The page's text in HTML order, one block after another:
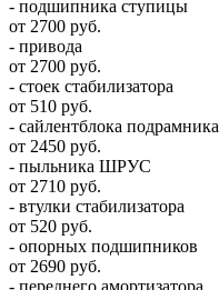
- подшипника ступицы
от 2700 руб.
- привода
от 2700 руб.
- стоек стабилизатора
от 510 руб.
- сайлентблока подрамника
от 2450 руб.
- пыльника ШРУС
от 2710 руб.
- втулки стабилизатора
от 520 руб.
- опорных подшипников
от 2690 руб.